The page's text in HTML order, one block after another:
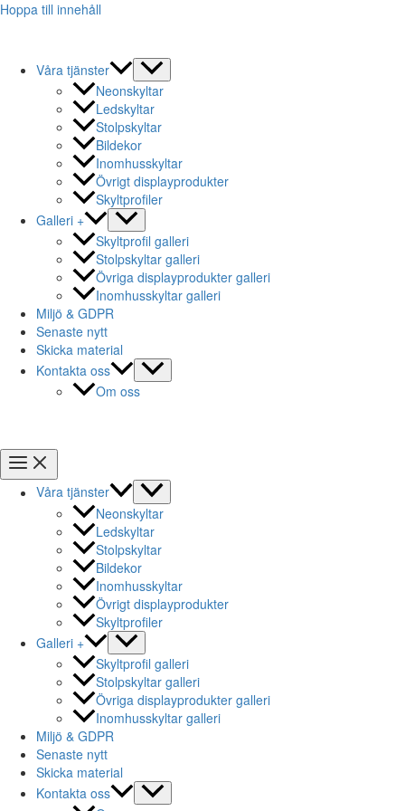
Hoppa till innehåll
Våra tjänster
Neonskyltar
Ledskyltar
Stolpskyltar
Bildekor
Inomhusskyltar
Övrigt displayprodukter
Skyltprofiler
Galleri +
Skyltprofil galleri
Stolpskyltar galleri
Övriga displayprodukter galleri
Inomhusskyltar galleri
Miljö & GDPR
Senaste nytt
Skicka material
Kontakta oss
Om oss
Våra tjänster
Neonskyltar
Ledskyltar
Stolpskyltar
Bildekor
Inomhusskyltar
Övrigt displayprodukter
Skyltprofiler
Galleri +
Skyltprofil galleri
Stolpskyltar galleri
Övriga displayprodukter galleri
Inomhusskyltar galleri
Miljö & GDPR
Senaste nytt
Skicka material
Kontakta oss